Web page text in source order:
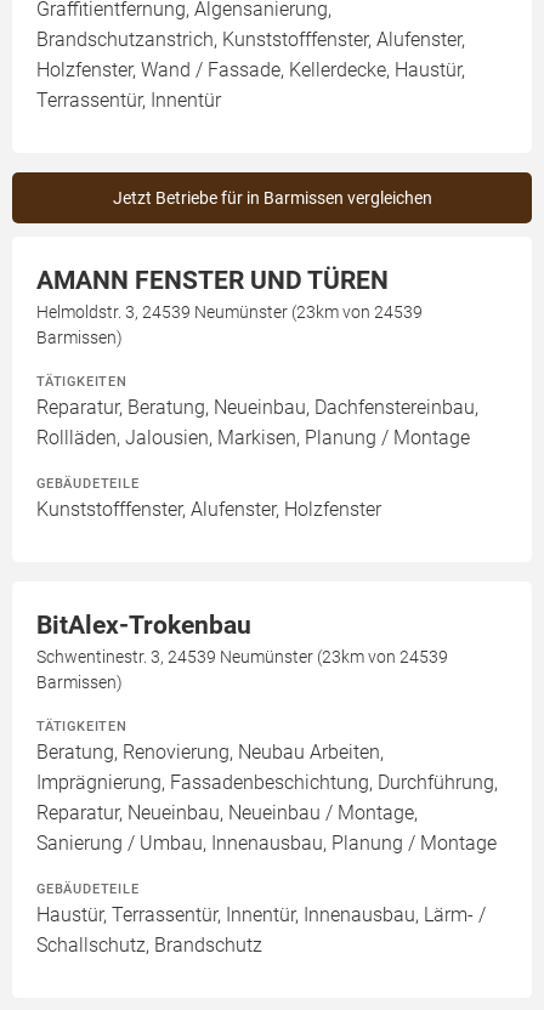
Graffitientfernung, Algensanierung,
Brandschutzanstrich, Kunststofffenster, Alufenster,
Holzfenster, Wand / Fassade, Kellerdecke, Haustür,
Terrassentür, Innentür
Jetzt Betriebe für in Barmissen vergleichen
AMANN FENSTER UND TÜREN
Helmoldstr. 3, 24539 Neumünster (23km von 24539
Barmissen)
TÄTIGKEITEN
Reparatur, Beratung, Neueinbau, Dachfenstereinbau,
Rollläden, Jalousien, Markisen, Planung / Montage
GEBÄUDETEILE
Kunststofffenster, Alufenster, Holzfenster
BitAlex-Trokenbau
Schwentinestr. 3, 24539 Neumünster (23km von 24539
Barmissen)
TÄTIGKEITEN
Beratung, Renovierung, Neubau Arbeiten,
Imprägnierung, Fassadenbeschichtung, Durchführung,
Reparatur, Neueinbau, Neueinbau / Montage,
Sanierung / Umbau, Innenausbau, Planung / Montage
GEBÄUDETEILE
Haustür, Terrassentür, Innentür, Innenausbau, Lärm- /
Schallschutz, Brandschutz